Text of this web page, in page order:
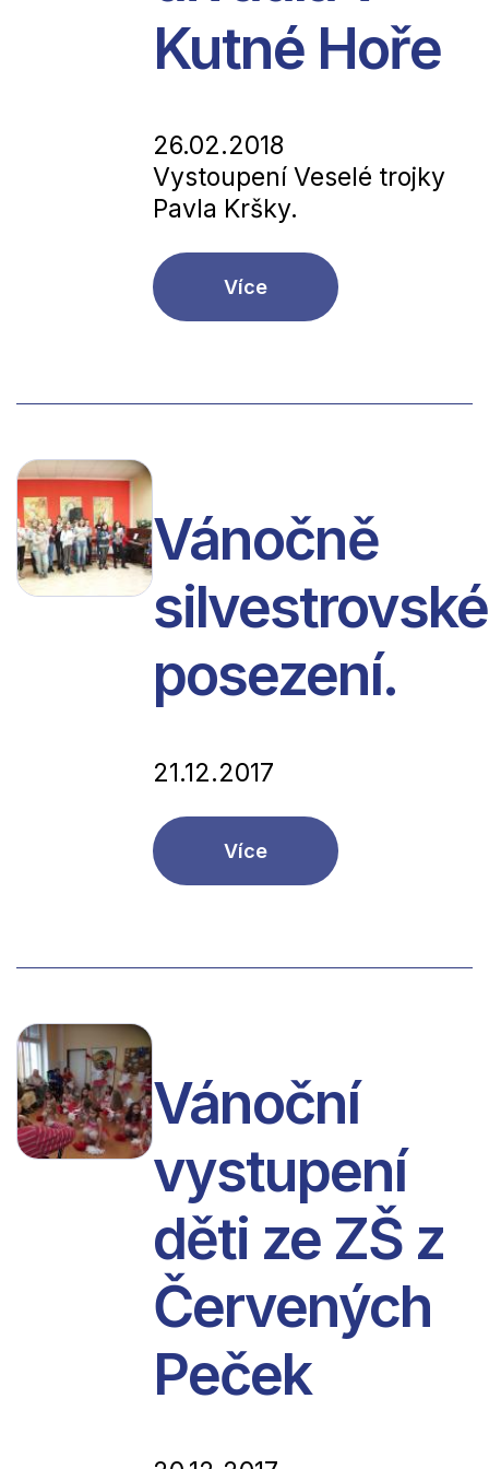
Kutné Hoře
26.02.2018
Vystoupení Veselé trojky
Pavla Kršky.
Více
Vánočně
silvestrovské
posezení.
21.12.2017
Více
Vánoční
vystupení
děti ze ZŠ z
Červených
Peček